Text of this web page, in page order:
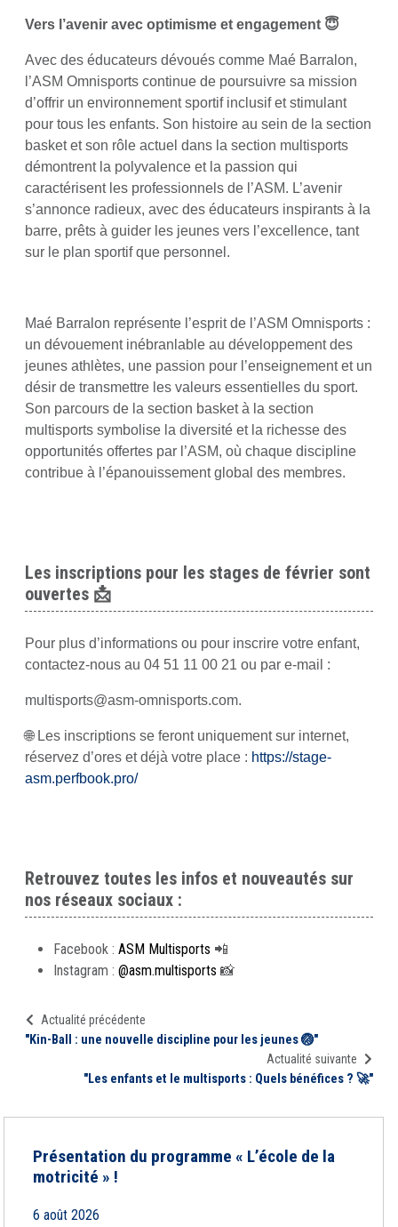
Vers l’avenir avec optimisme et engagement 😇
Avec des éducateurs dévoués comme Maé Barralon,
l’ASM Omnisports continue de poursuivre sa mission
d’offrir un environnement sportif inclusif et stimulant
pour tous les enfants. Son histoire au sein de la section
basket et son rôle actuel dans la section multisports
démontrent la polyvalence et la passion qui
caractérisent les professionnels de l’ASM. L’avenir
s’annonce radieux, avec des éducateurs inspirants à la
barre, prêts à guider les jeunes vers l’excellence, tant
sur le plan sportif que personnel.
Maé Barralon représente l’esprit de l’ASM Omnisports :
un dévouement inébranlable au développement des
jeunes athlètes, une passion pour l’enseignement et un
désir de transmettre les valeurs essentielles du sport.
Son parcours de la section basket à la section
multisports symbolise la diversité et la richesse des
opportunités offertes par l’ASM, où chaque discipline
contribue à l’épanouissement global des membres.
Les inscriptions pour les stages de février sont
ouvertes 📩
Pour plus d’informations ou pour inscrire votre enfant,
contactez-nous au 04 51 11 00 21 ou par e-mail :
multisports@asm-omnisports.com.
🌐 Les inscriptions se feront uniquement sur internet,
réservez d’ores et déjà votre place : https://stage-
asm.perfbook.pro/
Retrouvez toutes les infos et nouveautés sur
nos réseaux sociaux :
Facebook : ASM Multisports 📲
Instagram : @asm.multisports 📸
Actualité précédente
"Kin-Ball : une nouvelle discipline pour les jeunes 🏐"
Actualité suivante
"Les enfants et le multisports : Quels bénéfices ? 🚀"
Présentation du programme « L’école de la
motricité » !
6 août 2026